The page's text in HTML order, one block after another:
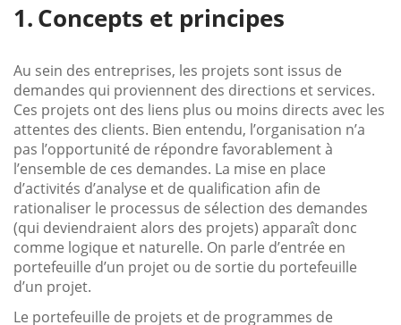
Concepts et principes
Au sein des entreprises, les projets sont issus de
demandes qui proviennent des directions et services.
Ces projets ont des liens plus ou moins directs avec les
attentes des clients. Bien entendu, l’organisation n’a
pas l’opportunité de répondre favorablement à
l’ensemble de ces demandes. La mise en place
d’activités d’analyse et de qualification afin de
rationaliser le processus de sélection des demandes
(qui deviendraient alors des projets) apparaît donc
comme logique et naturelle. On parle d’entrée en
portefeuille d’un projet ou de sortie du portefeuille
d’un projet.
Le portefeuille de projets et de programmes de